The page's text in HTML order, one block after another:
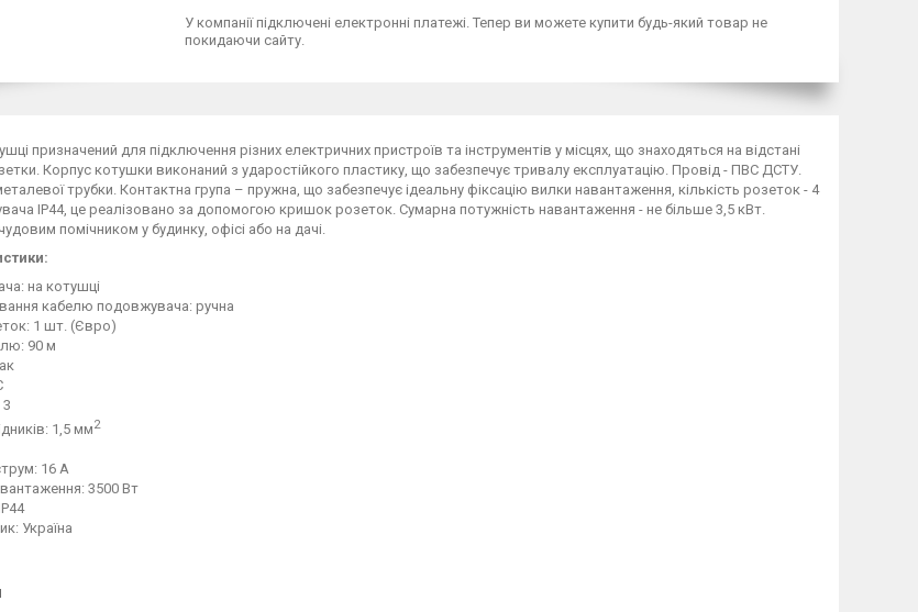
У компанії підключені електронні платежі. Тепер ви можете купити будь-який товар не
покидаючи сайту.
призначений для підключення різних електричних пристроїв та інструментів у місцях, що знаходяться на відстані
Корпус котушки виконаний з ударостійкого пластику, що забезпечує тривалу експлуатацію. Провід - ПВС ДСТУ.
трубки. Контактна група – пружна, що забезпечує ідеальну фіксацію вилки навантаження, кількість розеток - 4
IP44, це реалізовано за допомогою кришок розеток. Сумарна потужність навантаження - не більше 3,5 кВт.
помічником у будинку, офісі або на дачі.
на котушці
кабелю подовжувача: ручна
1 шт. (Євро)
90 м
3
1,5 мм2
16 А
3500 Вт
Україна